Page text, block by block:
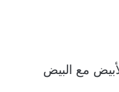
مع البيض